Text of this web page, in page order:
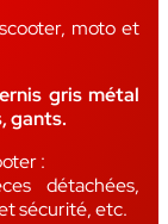
moto et
gris métal
gants.
:
détachées,
sécurité, etc.